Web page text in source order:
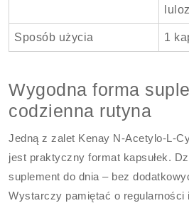
Sposób użycia 1
Wygodna forma
codzienna rutyna
Jedną z zalet Kenay N-Acetylo-L-
jest praktyczny format kapsułek.
suplement do dnia – bez
Wystarczy pamiętać o regularności